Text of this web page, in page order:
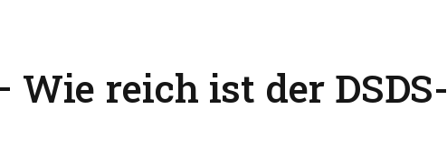
reich ist der DSDS-